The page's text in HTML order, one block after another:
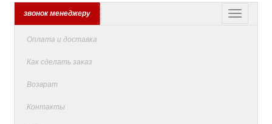
звонок менеджеру
Оплата и доставка
Как сделать заказ
Возврат
Контакты